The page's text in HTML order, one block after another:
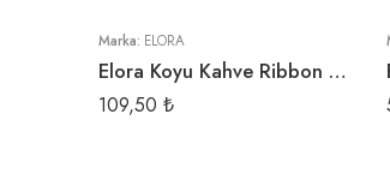
Marka: ELORA
Elora Koyu Kahve Ribbon Örgü İpi
109,50 ₺